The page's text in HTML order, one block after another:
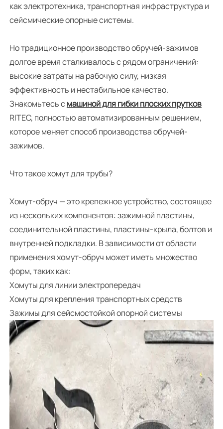
как электротехника, транспортная инфраструктура и
сейсмические опорные системы.
Но традиционное производство обручей-зажимов
долгое время сталкивалось с рядом ограничений:
высокие затраты на рабочую силу, низкая
эффективность и нестабильное качество.
Знакомьтесь с машиной для гибки плоских прутков
RITEC, полностью автоматизированным решением,
которое меняет способ производства обручей-
зажимов.
Что такое хомут для трубы?
Хомут-обруч — это крепежное устройство, состоящее
из нескольких компонентов: зажимной пластины,
соединительной пластины, пластины-крыла, болтов и
внутренней подкладки. В зависимости от области
применения хомут-обруч может иметь множество
форм, таких как:
Хомуты для линии электропередач
Хомуты для крепления транспортных средств
Зажимы для сейсмостойкой опорной системы